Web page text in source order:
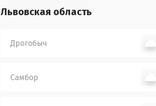
Львовская область
Дрогобыч
Самбор